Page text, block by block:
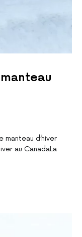
d’hiver
au CanadaLa